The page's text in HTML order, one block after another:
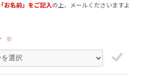
お名前」をご記入の上、メールくださいますよ
※